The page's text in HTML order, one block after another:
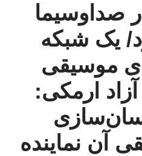
صداوسیما
یک شبکه‌
موسیقی
ارمکی:
آن نماینده